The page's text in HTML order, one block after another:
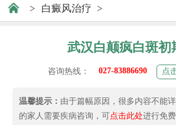
> 白癜风治疗 >
武汉白颠疯白斑初
咨询热线： 027-83886690 点
温馨提示： 由于篇幅原因，很多内容不能
的家人需要疾病咨询，可点击此处进行免